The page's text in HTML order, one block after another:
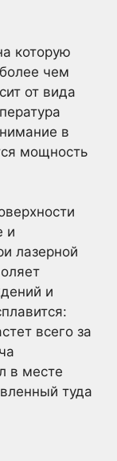
которую
чем
от вида
в
мощность
и
лазерной
и
всего за
в месте
туда